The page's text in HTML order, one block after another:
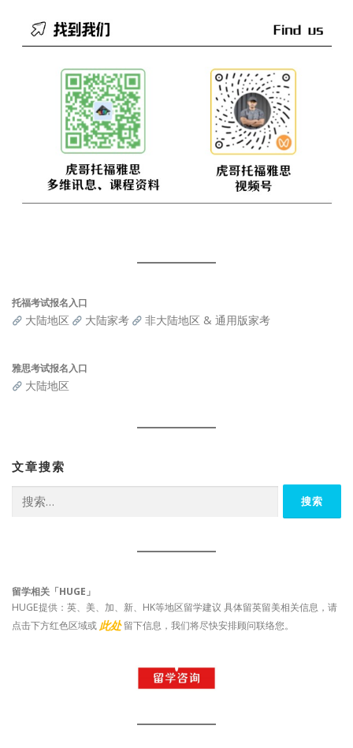
托福考试报名入口
大陆地区 大陆家考 非大陆地区 & 通用版家考
雅思考试报名入口
大陆地区
文章搜索
索：
留学相关「HUGE」
HUGE提供：英、美、加、新、HK等地区留学建议 具体留英留美相关信息，请
点击下方红色区域或 此处 留下信息，我们将尽快安排顾问联络您。